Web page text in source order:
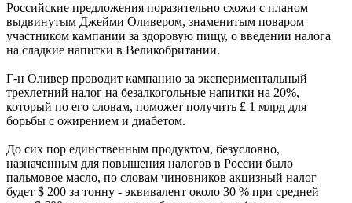
Российские предложения поразительно схожи с планом
выдвинутым Джейми Оливером, знаменитым поваром
участником кампании за здоровую пищу, о введении налога
на сладкие напитки в Великобритании.
Г-н Оливер проводит кампанию за экспериментальный
трехлетний налог на безалкогольные напитки на 20%,
который по его словам, поможет получить £ 1 млрд для
борьбы с ожирением и диабетом.
До сих пор единственным продуктом, безусловно,
назначенным для повышения налогов в России было
пальмовое масло, по словам чиновников акцизный налог
будет $ 200 за тонну - эквивалент около 30 % при средней